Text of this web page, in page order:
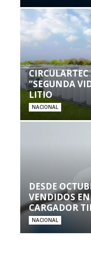
“SEGUNDA
LITIO
NACIONAL
DESDE
VENDIDOS
CARGADOR
NACIONAL